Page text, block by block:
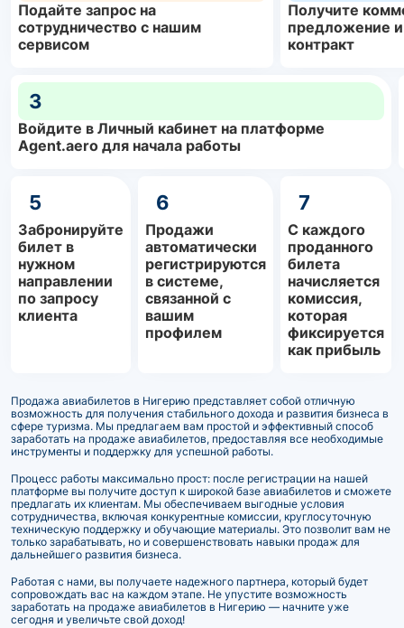
Подайте запрос на
сотрудничество с нашим
сервисом
Получите
предложение
контракт
3
Войдите в Личный кабинет на платформе
Agent.aero для начала работы
5
Забронируйте
билет в
нужном
направлении
по запросу
клиента
6
Продажи
автоматически
регистрируются
в системе,
связанной с
вашим
профилем
7
С каждого
проданного
билета
начисляется
комиссия,
которая
фиксируется
как прибыль
Продажа авиабилетов в Нигерию представляет собой отличную
возможность для получения стабильного дохода и развития бизнеса в
сфере туризма. Мы предлагаем вам простой и эффективный способ
заработать на продаже авиабилетов, предоставляя все необходимые
инструменты и поддержку для успешной работы.
Процесс работы максимально прост: после регистрации на нашей
платформе вы получите доступ к широкой базе авиабилетов и сможете
предлагать их клиентам. Мы обеспечиваем выгодные условия
сотрудничества, включая конкурентные комиссии, круглосуточную
техническую поддержку и обучающие материалы. Это позволит вам не
только зарабатывать, но и совершенствовать навыки продаж для
дальнейшего развития бизнеса.
Работая с нами, вы получаете надежного партнера, который будет
сопровождать вас на каждом этапе. Не упустите возможность
заработать на продаже авиабилетов в Нигерию — начните уже
сегодня и увеличьте свой доход!